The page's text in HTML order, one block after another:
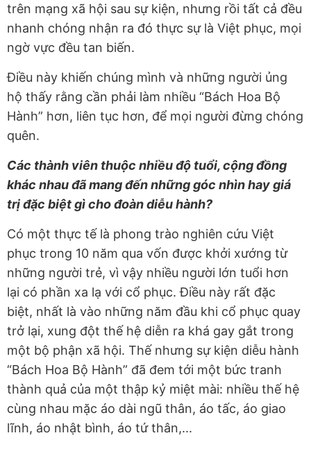
trên mạng xã hội sau sự kiện, nhưng rồi tất cả đều
nhanh chóng nhận ra đó thực sự là Việt phục, mọi
ngờ vực đều tan biến.
Điều này khiến chúng mình và những người ủng
hộ thấy rằng cần phải làm nhiều “Bách Hoa Bộ
Hành” hơn, liên tục hơn, để mọi người đừng chóng
quên.
Các thành viên thuộc nhiều độ tuổi, cộng đồng
khác nhau đã mang đến những góc nhìn hay giá
trị đặc biệt gì cho đoàn diễu hành?
Có một thực tế là phong trào nghiên cứu Việt
phục trong 10 năm qua vốn được khởi xướng từ
những người trẻ, vì vậy nhiều người lớn tuổi hơn
lại có phần xa lạ với cổ phục. Điều này rất đặc
biệt, nhất là vào những năm đầu khi cổ phục quay
trở lại, xung đột thế hệ diễn ra khá gay gắt trong
một bộ phận xã hội. Thế nhưng sự kiện diễu hành
“Bách Hoa Bộ Hành” đã đem tới một bức tranh
thành quả của một thập kỷ miệt mài: nhiều thế hệ
cùng nhau mặc áo dài ngũ thân, áo tấc, áo giao
lĩnh, áo nhật bình, áo tứ thân,...